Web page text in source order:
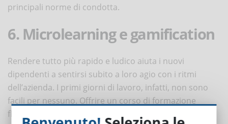
principali norme di condotta.
6. Microlearning e gamification
Rendere tutto più rapido e ludico aiuta i nuovi
dipendenti a sentirsi subito a loro agio con i ritmi
dell’azienda. I primi giorni di lavoro, infatti, non sono
facili per nessuno. Offrire un corso di formazione
flessibile e divertente, può aiutare a far affiorare